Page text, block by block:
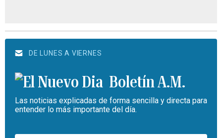
DE LUNES A VIERNES
Boletín A.M.
Las noticias explicadas de forma sencilla y directa para
entender lo más importante del día.